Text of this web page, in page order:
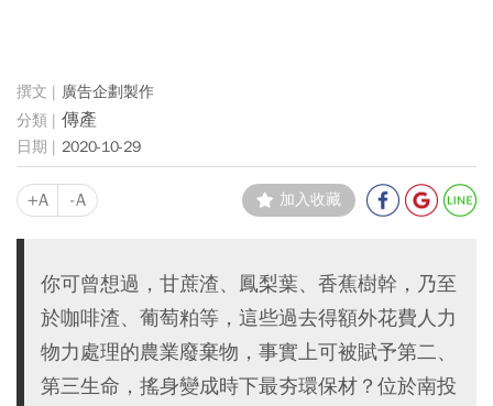
廣告企劃製作
傳產
2020-10-29
+A -A 加入收藏
你可曾想過，甘蔗渣、鳳梨葉、香蕉樹幹，乃至
於咖啡渣、葡萄粕等，這些過去得額外花費人力
物力處理的農業廢棄物，事實上可被賦予第二、
第三生命，搖身變成時下最夯環保材？位於南投